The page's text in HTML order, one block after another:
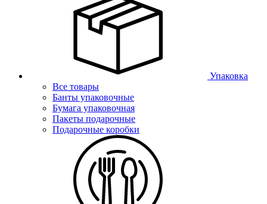
Упаковка
Все товары
Банты упаковочные
Бумага упаковочная
Пакеты подарочные
Подарочные коробки